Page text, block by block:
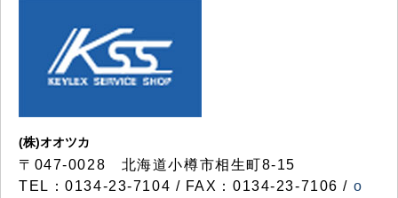
(株)オオツカ
〒047-0028 北海道小樽市相生町8-15
TEL：0134-23-7104 / FAX：0134-23-7106 / o